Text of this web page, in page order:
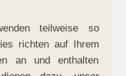
teilweise so
richten auf Ihrem
an und enthalten